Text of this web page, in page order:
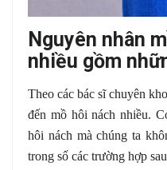
Nguyên nhân
nhiều gồm
Theo các bác sĩ chuyên
đến mồ hôi nách nhiều.
hôi nách mà chúng ta
trong số các trường hợp